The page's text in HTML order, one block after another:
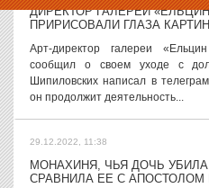
ДИРЕКТОР ГАЛЕРЕИ
ПРИРИСОВАЛИ ГЛАЗА
Арт-директор галереи
сообщил о своем уходе с
Шипиловских написал в
он продолжит деятельность...
29.12.2022, 11:38
МОНАХИНЯ, ЧЬЯ ДОЧЬ
СРАВНИЛА ЕЕ С АПОСТОЛОМ